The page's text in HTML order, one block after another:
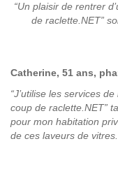
“Un plaisir de rentrer
de raclette.NET”
Catherine, 51 ans,
“J’utilise les services
coup de raclette.NET”
pour mon habitation
de ces laveurs de